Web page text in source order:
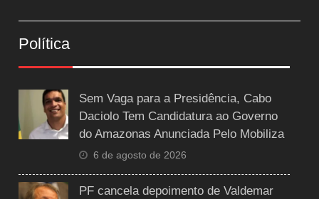
Política
Sem Vaga para a Presidência, Cabo
Daciolo Tem Candidatura ao Governo
do Amazonas Anunciada Pelo Mobiliza
6 de agosto de 2026
PF cancela depoimento de Valdemar